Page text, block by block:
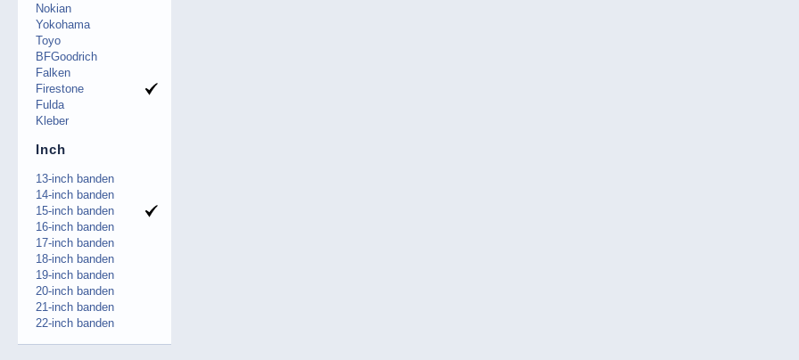
Nokian
Yokohama
Toyo
BFGoodrich
Falken
Firestone
Fulda
Kleber
Inch
13-inch banden
14-inch banden
15-inch banden
16-inch banden
17-inch banden
18-inch banden
19-inch banden
20-inch banden
21-inch banden
22-inch banden